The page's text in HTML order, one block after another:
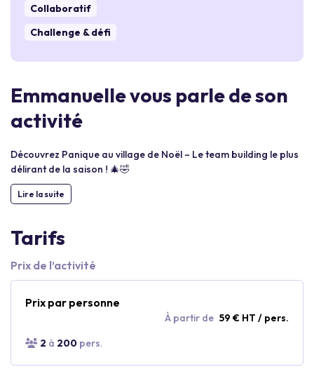
Collaboratif
Challenge & défi
Emmanuelle vous parle de son
activité
Découvrez Panique au village de Noël – Le team building le plus
délirant de la saison ! 🎄🤣
Lire la suite
Tarifs
Prix de l’activité
Prix par personne
À partir de 59 € HT / pers.
2 à 200 pers.